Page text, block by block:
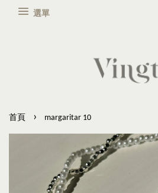
選單
首頁 › margaritar 10